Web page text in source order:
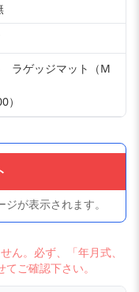
ラゲッジマット（M
が表示されます。
ん。必ず、「年月式、
ご確認下さい。